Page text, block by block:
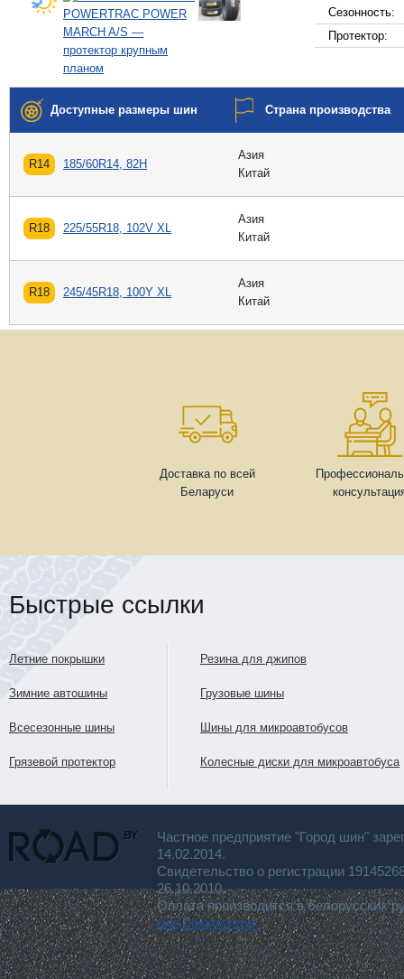
Сезонность:
Протектор:
Доступные размеры шин Страна производства
R14 185/60R14, 82H
Азия
Китай
R18 225/55R18, 102V XL
Азия
Китай
R18 245/45R18, 100Y XL
Азия
Китай
Доставка по всей
Беларуси
Быстрые ссылки
Летние покрышки
Зимние автошины
Всесезонные шины
Грязевой протектор
Резина для джипов
Грузовые шины
Шины для микроавтобусов
Колесные диски для микроавтобуса
Частное предприятие "Город шин"
14.02.2014.
Свидетельство о регистрации
26.10.2010.
Оплата производится в белорусских
для покупателя.